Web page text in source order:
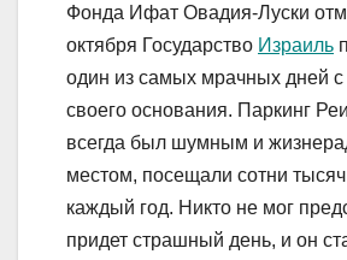
Фонда Ифат Овадия-Луски
октября Государство Израиль
один из самых мрачных дней
своего основания. Паркинг
всегда был шумным и
местом, посещали сотни
каждый год. Никто не мог
придет страшный день, и он